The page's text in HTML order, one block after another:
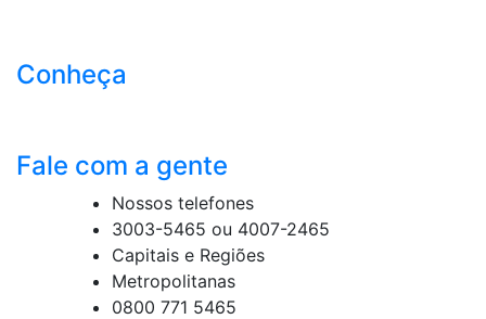
Conheça
Fale com a gente
Nossos telefones
3003-5465 ou 4007-2465
Capitais e Regiões
Metropolitanas
0800 771 5465